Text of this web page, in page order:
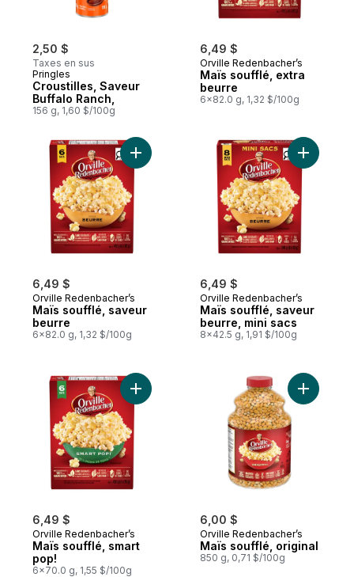
2,50 $
Taxes en sus
Pringles
Croustilles, Saveur
Buffalo Ranch,
156 g, 1,60 $/100g
6,49 $
Orville Redenbacher’s
Maïs soufflé, extra
beurre
6x82.0 g, 1,32 $/100g
6,49 $
Orville Redenbacher’s
Maïs soufflé, saveur
beurre
6x82.0 g, 1,32 $/100g
Ajouter Maïs soufflé, saveur beurre au
6,49 $
Orville Redenbacher’s
Maïs soufflé, saveur
beurre, mini sacs
8x42.5 g, 1,91 $/100g
Ajouter
6,49 $
Orville Redenbacher’s
Maïs soufflé, smart
pop!
6x70.0 g, 1,55 $/100g
Ajouter Maïs soufflé, smart pop! au panier
6,00 $
Orville Redenbacher’s
Maïs soufflé, original
850 g, 0,71 $/100g
Ajouter